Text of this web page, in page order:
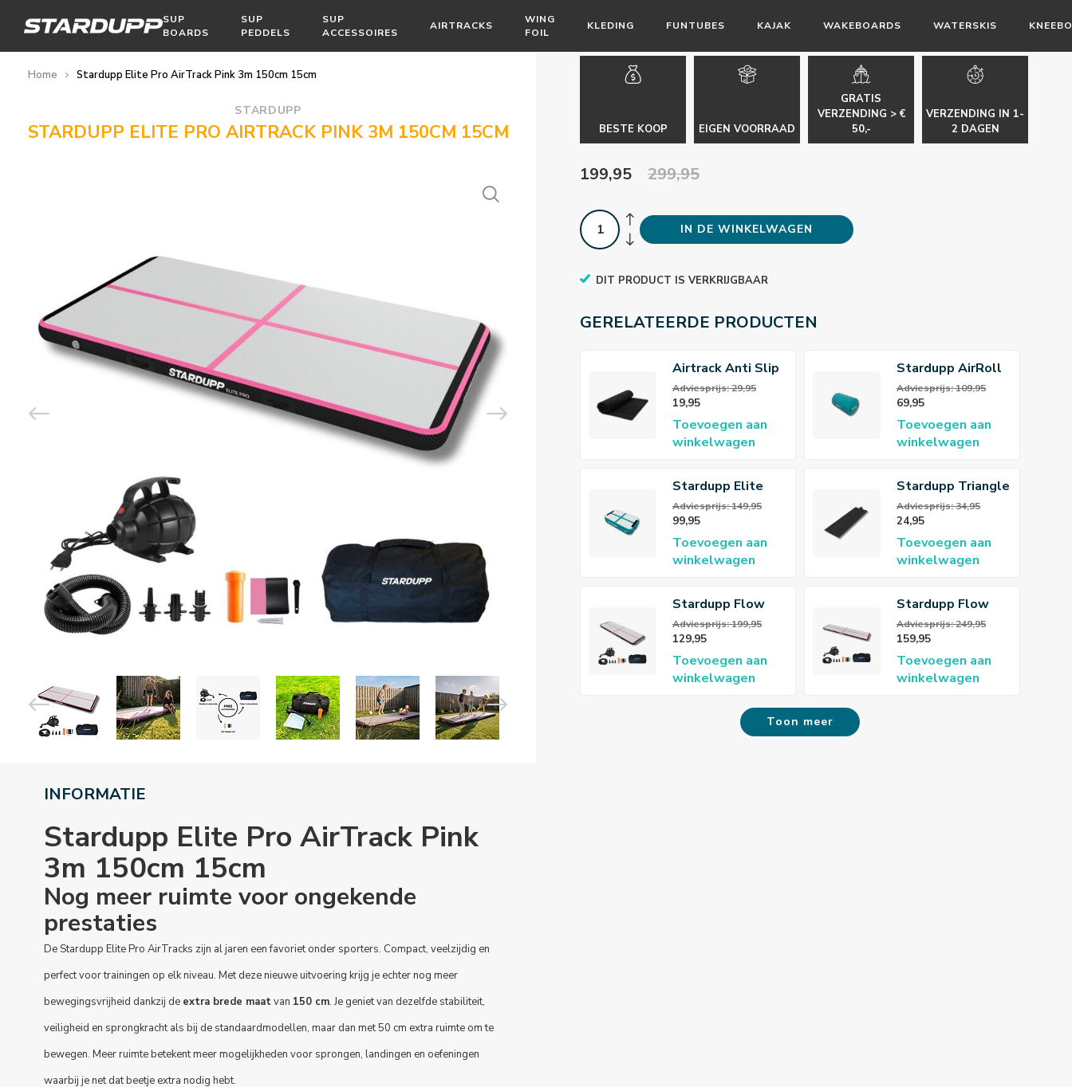
SUP
BOARDS
SUP
PEDDELS
SUP
ACCESSOIRES
AIRTRACKS
WING
FOIL
KLEDING FUNTUBES KAJAK WAKEBOARDS WATERSKIS
Home Stardupp Elite Pro AirTrack Pink 3m 150cm 15cm
STARDUPP
STARDUPP ELITE PRO AIRTRACK PINK 3M 150CM 15CM BESTE KOOP EIGEN VOORRAAD
GRATIS
VERZENDING > €
50,-
VERZENDING IN 1-
2 DAGEN
199,95 299,95
IN DE WINKELWAGEN
DIT PRODUCT IS VERKRIJGBAAR
GERELATEERDE PRODUCTEN
Airtrack Anti Slip
Bescherm Mat
Adviesprijs: 29,95
19,95
Toevoegen aan
winkelwagen
Stardupp AirRoll
100x60 cm
Adviesprijs: 109,95
69,95
Toevoegen aan
winkelwagen
Stardupp Elite
Pro AirBlock
Adviesprijs: 149,95
99,95
Toevoegen aan
winkelwagen
Stardupp Triangle
AirTrack
Connector
Adviesprijs: 34,95
24,95
Toevoegen aan
winkelwagen
Stardupp Flow
AirTrack Pink 3m
10cm
Adviesprijs: 199,95
129,95
Toevoegen aan
winkelwagen
Stardupp Flow
AirTrack Pink 4m
10cm
Adviesprijs: 249,95
159,95
Toevoegen aan
winkelwagen
Toon meer
INFORMATIE
Stardupp Elite Pro AirTrack Pink
3m 150cm 15cm
Nog meer ruimte voor ongekende
prestaties
De Stardupp Elite Pro AirTracks zijn al jaren een favoriet onder sporters. Compact, veelzijdig en
perfect voor trainingen op elk niveau. Met deze nieuwe uitvoering krijg je echter nog meer
bewegingsvrijheid dankzij de extra brede maatvan 150 cm. Je geniet van dezelfde stabiliteit,
veiligheid en sprongkracht als bij de standaardmodellen, maar dan met 50 cm extra ruimte om te
bewegen. Meer ruimte betekent meer mogelijkheden voor sprongen, landingen en oefeningen
waarbij je net dat beetje extra nodig hebt.